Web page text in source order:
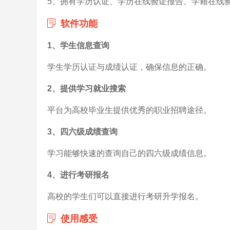
软件功能
1、学生信息查询
学生学历认证与成绩认证，确保信息的正确。
2、提供学习就业搜索
平台为高校毕业生提供优秀的职业招聘途径。
3、四六级成绩查询
学习能够快速的查询自己的四六级成绩信息。
4、进行考研报名
高校的学生们可以直接进行考研升学报名。
使用感受